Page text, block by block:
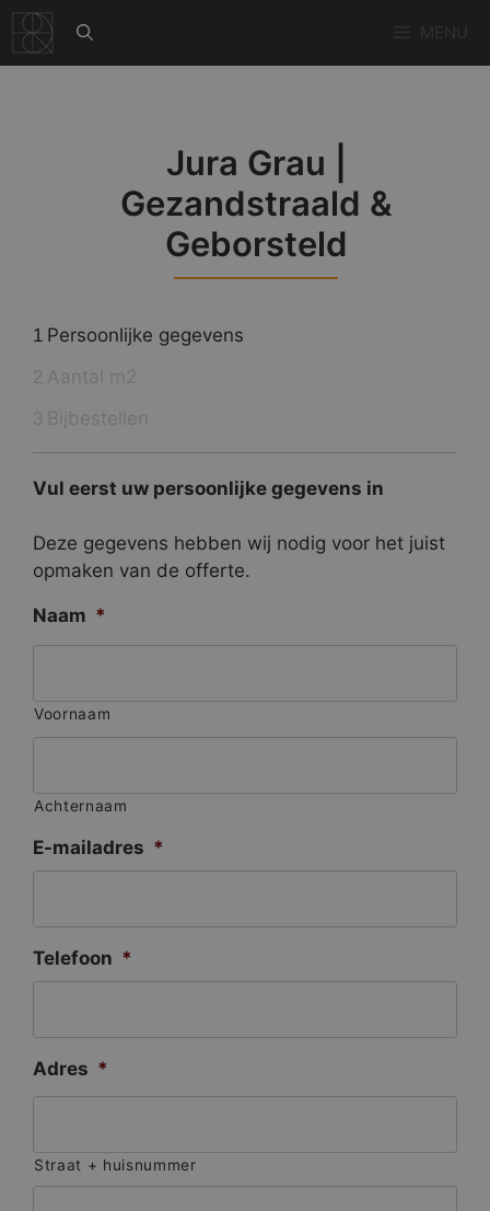
naar
de
Jura Grau |
Gezandstraald &
Geborsteld
1 Persoonlijke gegevens
Vul eerst uw persoonlijke gegevens in
Deze gegevens hebben wij nodig voor het juist
opmaken van de offerte.
Naam *
Voornaam
Achternaam
E-mailadres *
Telefoon *
Adres *
Straat + huisnummer